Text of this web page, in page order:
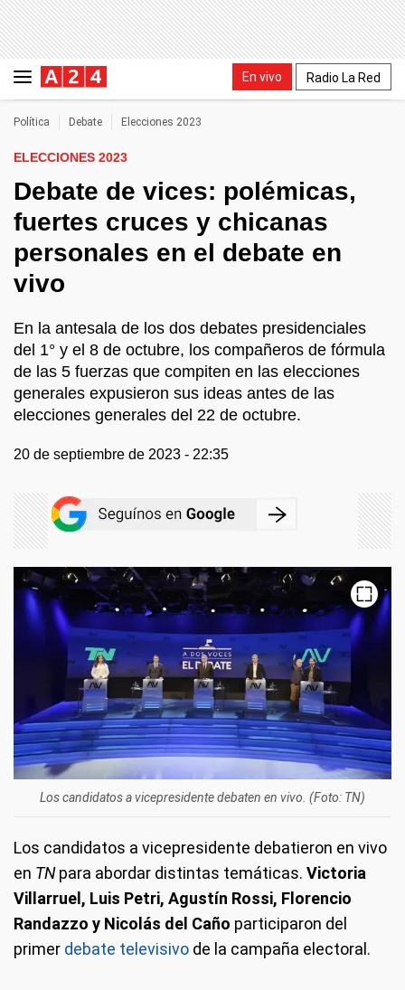
En vivo Radio La Red
Política Debate Elecciones 2023
ELECCIONES 2023
Debate de vices: polémicas,
fuertes cruces y chicanas
personales en el debate en
vivo
En la antesala de los dos debates presidenciales
del 1° y el 8 de octubre, los compañeros de fórmula
de las 5 fuerzas que compiten en las elecciones
generales expusieron sus ideas antes de las
elecciones generales del 22 de octubre.
20 de septiembre de 2023 - 22:35
Los candidatos a vicepresidente debaten en vivo. (Foto: TN)
Los candidatos a vicepresidente debatieron en vivo
en TNpara abordar distintas temáticas. Victoria
Villarruel, Luis Petri, Agustín Rossi, Florencio
Randazzo y Nicolás del Caño participaron del
primer debate televisivo de la campaña electoral.